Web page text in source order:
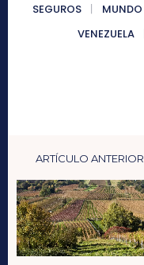
SEGUROS MUNDO
VENEZUELA
ARTÍCULO ANTERIOR